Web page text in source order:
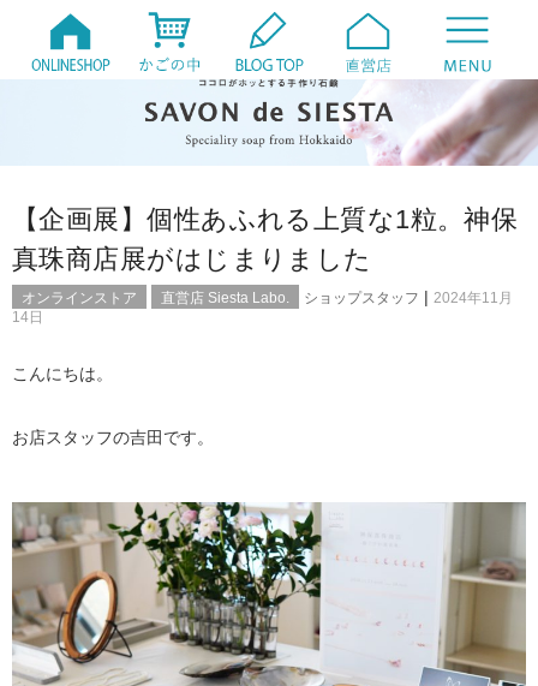
【企画展】個性あふれる上質な1粒。神保
真珠商店展がはじまりました
オンラインストア 直営店 Siesta Labo. ショップスタッフ | 2024年11月
14日
こんにちは。
お店スタッフの吉田です。